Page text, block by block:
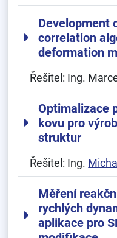
Development
correlation
deformation
Řešitel: Ing.
Optimalizace
kovu pro
struktur
Řešitel: Ing.
Měření
rychlých
aplikace pro